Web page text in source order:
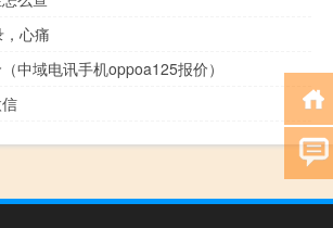
心痛
中域电讯手机oppoa125报价）